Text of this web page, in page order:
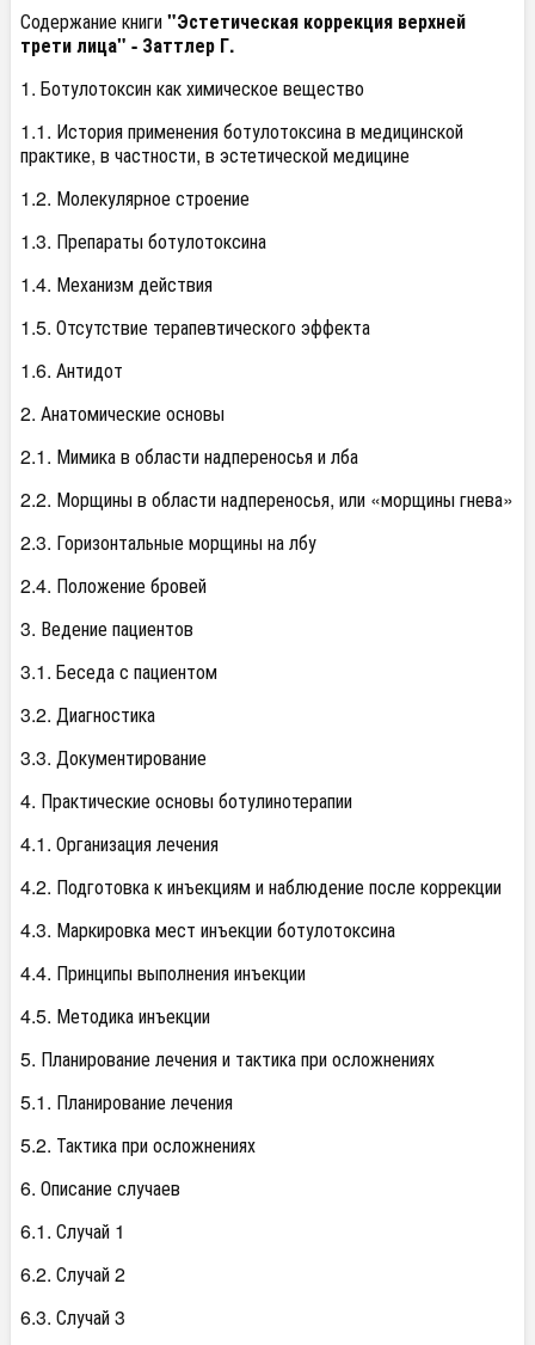
Содержание книги"Эстетическая коррекция верхней
трети лица" - Заттлер Г.
1. Ботулотоксин как химическое вещество
1.1. История применения ботулотоксина в медицинской
практике, в частности, в эстетической медицине
1.2. Молекулярное строение
1.3. Препараты ботулотоксина
1.4. Механизм действия
1.5. Отсутствие терапевтического эффекта
1.6. Антидот
2. Анатомические основы
2.1. Мимика в области надпереносья и лба
2.2. Морщины в области надпереносья, или «морщины гнева»
2.3. Горизонтальные морщины на лбу
2.4. Положение бровей
3. Ведение пациентов
3.1. Беседа с пациентом
3.2. Диагностика
3.3. Документирование
4. Практические основы ботулинотерапии
4.1. Организация лечения
4.2. Подготовка к инъекциям и наблюдение после коррекции
4.3. Маркировка мест инъекции ботулотоксина
4.4. Принципы выполнения инъекции
4.5. Методика инъекции
5. Планирование лечения и тактика при осложнениях
5.1. Планирование лечения
5.2. Тактика при осложнениях
6. Описание случаев
6.1. Случай 1
6.2. Случай 2
6.3. Случай 3